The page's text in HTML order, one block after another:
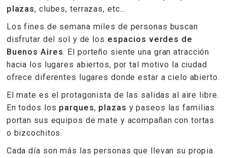
plazas, clubes, terrazas, etc…
Los fines de semana miles de personas buscan
disfrutar del sol y de los espacios verdes de
Buenos Aires. El porteño siente una gran atracción
hacia los lugares abiertos, por tal motivo la ciudad
ofrece diferentes lugares donde estar a cielo abierto.
El mate es el protagonista de las salidas al aire libre.
En todos los parques, plazas y paseos las familias
portan sus equipos de mate y acompañan con tortas
o bizcochitos.
Cada día son más las personas que llevan su propia